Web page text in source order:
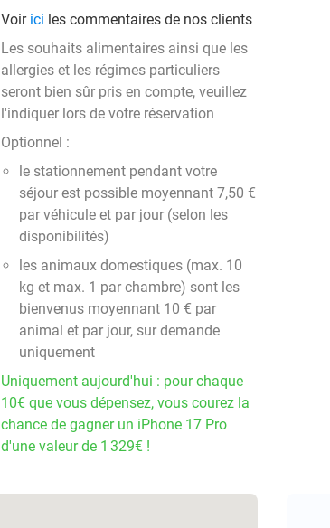
Voir ici les commentaires de nos clients
Les souhaits alimentaires ainsi que les
allergies et les régimes particuliers
seront bien sûr pris en compte, veuillez
l'indiquer lors de votre réservation
Optionnel :
le stationnement pendant votre
séjour est possible moyennant 7,50 €
par véhicule et par jour (selon les
disponibilités)
les animaux domestiques (max. 10
kg et max. 1 par chambre) sont les
bienvenus moyennant 10 € par
animal et par jour, sur demande
uniquement
Uniquement aujourd'hui : pour chaque
10€ que vous dépensez, vous courez la
chance de gagner un iPhone 17 Pro
d'une valeur de 1 329€ !